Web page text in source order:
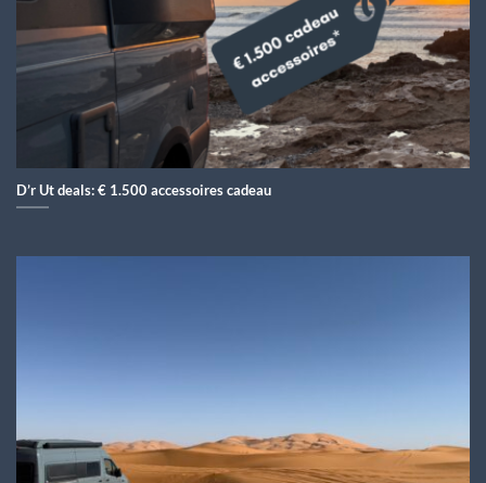
D’r Ut deals: € 1.500 accessoires cadeau